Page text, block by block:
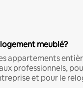
meublé?
appartements
professionnels,
et pour le